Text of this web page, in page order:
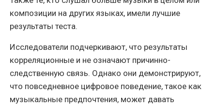
композиции на других языках, имели лучшие
результаты теста.
Исследователи подчеркивают, что результаты
корреляционные и не означают причинно-
следственную связь. Однако они демонстрируют,
что повседневное цифровое поведение, такое как
музыкальные предпочтения, может давать